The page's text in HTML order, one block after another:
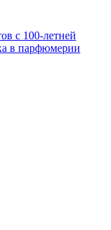
с 100-летней
в парфюмерии